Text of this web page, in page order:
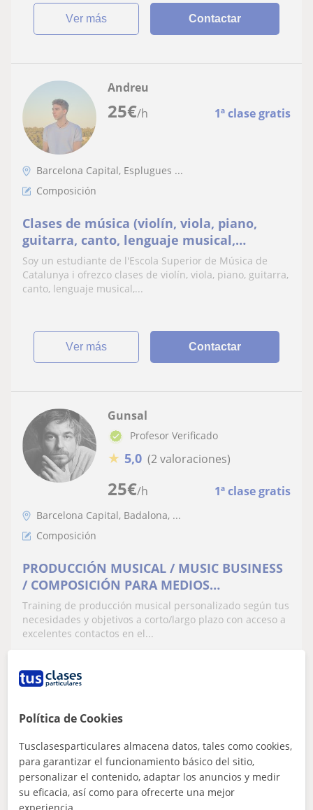
ver más Contactar
25€/h 1ª clase gratis
Andreu
Barcelona Capital, Esplugues ...
Composición
Clases de música (violín, viola, piano,
guitarra, canto, lenguaje musical,
composición, producción...)
Soy un estudiante de l'Escola Superior de Música de
Catalunya i ofrezco clases de violín, viola, piano, guitarra,
canto, lenguaje musical,...
ver más Contactar
25€/h 1ª clase gratis
Gunsal
Profesor Verificado
★ 5,0 (2 valoraciones)
Barcelona Capital, Badalona, ...
Composición
PRODUCCIÓN MUSICAL / MUSIC BUSINESS
/ COMPOSICIÓN PARA MEDIOS
AUDIOVISUALES
Training de producción musical personalizado según tus
necesidades y objetivos a corto/largo plazo con acceso a
excelentes contactos en el...
12€/h 1ª clase gratis
Valentina
Política de Cookies
Tusclasesparticulares almacena datos, tales como cookies,
para garantizar el funcionamiento básico del sitio,
personalizar el contenido, adaptar los anuncios y medir
su eficacia, así como para ofrecerte una mejor
experiencia.